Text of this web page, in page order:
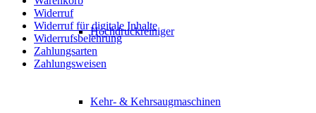
Hochdruckreiniger
Kehr- & Kehrsaugmaschinen
Widerruf
Widerruf für digitale Inhalte
Widerrufsbelehrung
Zahlungsarten
Zahlungsweisen